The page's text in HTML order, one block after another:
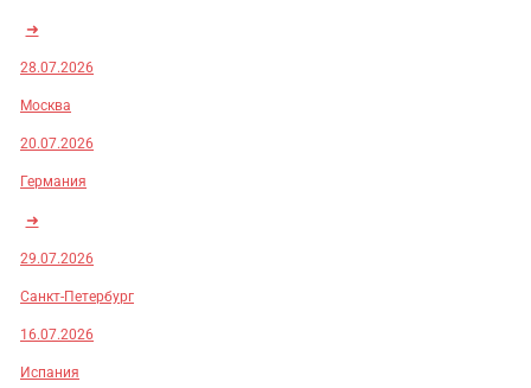
➜
28.07.2026
Москва
20.07.2026
Германия
➜
29.07.2026
Санкт-Петербург
16.07.2026
Испания